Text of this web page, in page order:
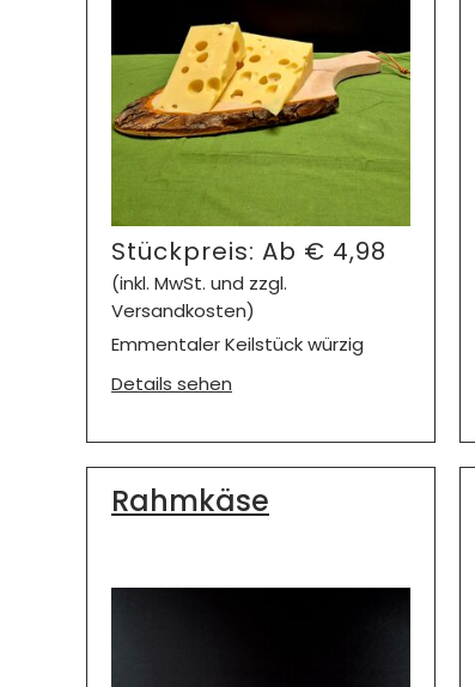
Stückpreis: Ab € 4,98
(inkl. MwSt. und zzgl.
Versandkosten)
Emmentaler Keilstück würzig
Details sehen
Rahmkäse